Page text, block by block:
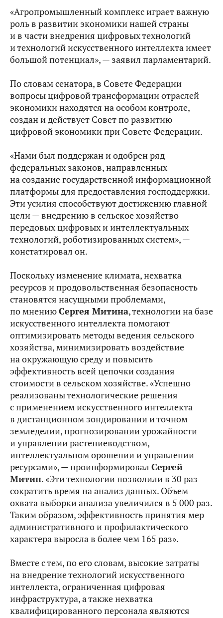
«Агропромышленный комплекс играет важную
роль в развитии экономики нашей страны
и в части внедрения цифровых технологий
и технологий искусственного интеллекта имеет
большой потенциал», — заявил парламентарий.
По словам сенатора, в Совете Федерации
вопросы цифровой трансформации отраслей
экономики находятся на особом контроле,
создан и действует Совет по развитию
цифровой экономики при Совете Федерации.
«Нами был поддержан и одобрен ряд
федеральных законов, направленных
на создание государственной информационной
платформы для предоставления господдержки.
Эти усилия способствуют достижению главной
цели — внедрению в сельское хозяйство
передовых цифровых и интеллектуальных
технологий, роботизированных систем», —
констатировал он.
Поскольку изменение климата, нехватка
ресурсов и продовольственная безопасность
становятся насущными проблемами,
по мнениюСергея Митина, технологии на базе
искусственного интеллекта помогают
оптимизировать методы ведения сельского
хозяйства, минимизировать воздействие
на окружающую среду и повысить
эффективность всей цепочки создания
стоимости в сельском хозяйстве. «Успешно
реализованы технологические решения
с применением искусственного интеллекта
в дистанционном зондировании и точном
земледелии, прогнозировании урожайности
и управлении растениеводством,
интеллектуальном орошении и управлении
ресурсами», — проинформировал Сергей
Митин. «Эти технологии позволили в 30 раз
сократить время на анализ данных. Объем
охвата выборки анализа увеличился в 5 000 раз.
Таким образом, эффективность принятия мер
административного и профилактического
характера выросла в более чем 165 раз».
Вместе с тем, по его словам, высокие затраты
на внедрение технологий искусственного
интеллекта, ограниченная цифровая
инфраструктура, а также нехватка
квалифицированного персонала являются